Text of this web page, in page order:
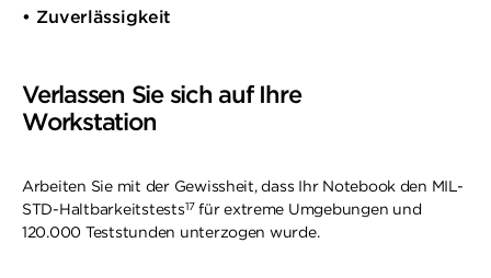
• Zuverlässigkeit
Verlassen Sie sich auf Ihre
Workstation
Arbeiten Sie mit der Gewissheit, dass Ihr Notebook den MIL-
STD-Haltbarkeitstests17für extreme Umgebungen und
120.000 Teststunden unterzogen wurde.